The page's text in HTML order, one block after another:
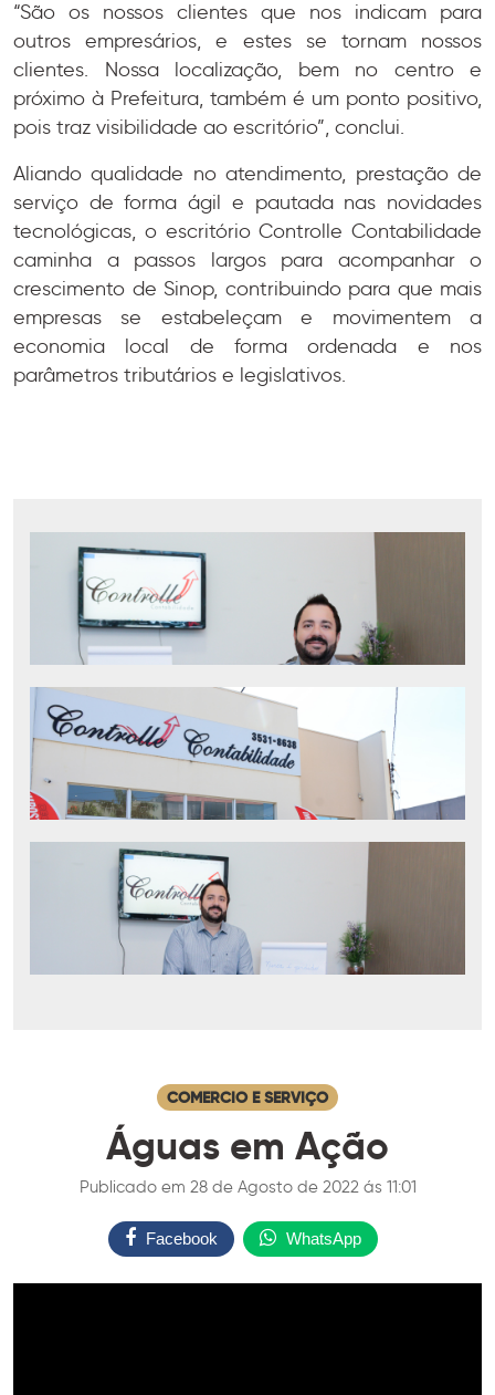
“São os nossos clientes que nos indicam para
outros empresários, e estes se tornam nossos
clientes. Nossa localização, bem no centro e
próximo à Prefeitura, também é um ponto positivo,
pois traz visibilidade ao escritório”, conclui.
Aliando qualidade no atendimento, prestação de
serviço de forma ágil e pautada nas novidades
tecnológicas, o escritório Controlle Contabilidade
caminha a passos largos para acompanhar o
crescimento de Sinop, contribuindo para que mais
empresas se estabeleçam e movimentem a
economia local de forma ordenada e nos
parâmetros tributários e legislativos.
COMERCIO E SERVIÇO
Águas em Ação
Publicado em 28 de Agosto de 2022 ás 11:01
Facebook WhatsApp